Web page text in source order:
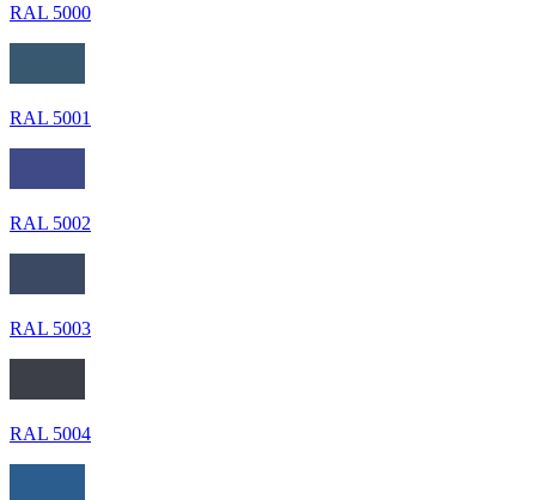
RAL 5000
RAL 5001
RAL 5002
RAL 5003
RAL 5004